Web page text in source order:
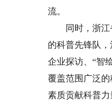
流。
同时，浙江省
的科普先锋队
企业探访、“智
覆盖范围广泛
素质贡献科普力